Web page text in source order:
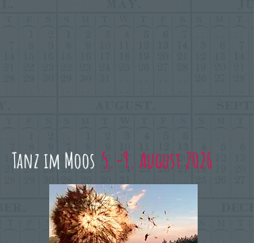
Tanz im Moos 5.-9. August 2026